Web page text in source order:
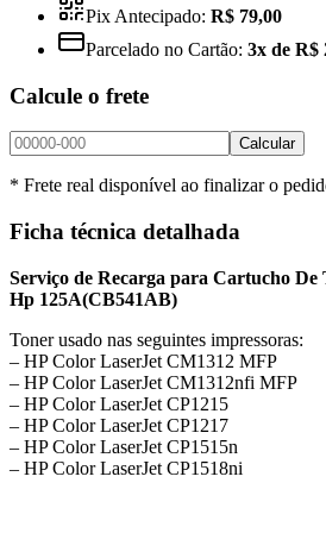
Pix Antecipado: R$ 79,00
Parcelado no Cartão: 3x de R$
Calcule o frete
Calcular
* Frete real disponível ao finalizar o
Ficha técnica detalhada
Serviço de Recarga para Cartucho
Hp 125A(CB541AB)
Toner usado nas seguintes impressoras:
– HP Color LaserJet CM1312 MFP
– HP Color LaserJet CM1312nfi MFP
– HP Color LaserJet CP1215
– HP Color LaserJet CP1217
– HP Color LaserJet CP1515n
– HP Color LaserJet CP1518ni